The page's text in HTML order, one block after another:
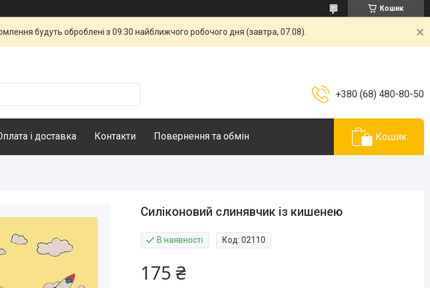
Кошик
будуть оброблені з 09:30 найближчого робочого дня (завтра, 07.08).
+380 (68) 480-80-50
і доставка Контакти Повернення та обмін Кошик
Силіконовий слинявчик із кишенею
В наявності Код:02110
175 ₴